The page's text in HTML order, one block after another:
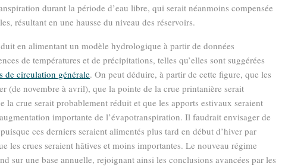
durant la période d’eau libre, qui serait néanmoins compensée
résultant en une hausse du niveau des réservoirs.
en alimentant un modèle hydrologique à partir de données
de températures et de précipitations, telles qu’elles sont suggérées
de circulation générale. On peut déduire, à partir de cette ﬁgure, que les
(de novembre à avril), que la pointe de la crue printanière serait
la crue serait probablement réduit et que les apports estivaux seraient
importante de l’évapotranspiration. Il faudrait envisager de
ces derniers seraient alimentés plus tard en début d’hiver par
les crues seraient hâtives et moins importantes. Le nouveau régime
sur une base annuelle, rejoignant ainsi les conclusions avancées par les